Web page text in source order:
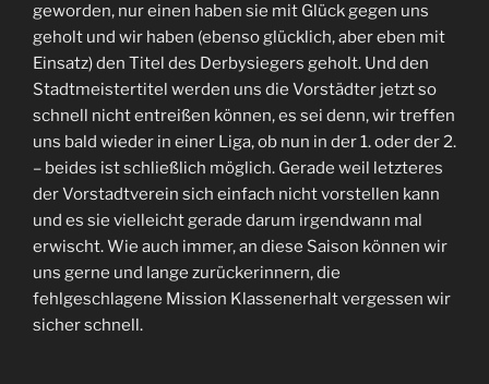
geworden, nur einen haben sie mit Glück gegen uns
geholt und wir haben (ebenso glücklich, aber eben mit
Einsatz) den Titel des Derbysiegers geholt. Und den
Stadtmeistertitel werden uns die Vorstädter jetzt so
schnell nicht entreißen können, es sei denn, wir treffen
uns bald wieder in einer Liga, ob nun in der 1. oder der 2.
– beides ist schließlich möglich. Gerade weil letzteres
der Vorstadtverein sich einfach nicht vorstellen kann
und es sie vielleicht gerade darum irgendwann mal
erwischt. Wie auch immer, an diese Saison können wir
uns gerne und lange zurückerinnern, die
fehlgeschlagene Mission Klassenerhalt vergessen wir
sicher schnell.